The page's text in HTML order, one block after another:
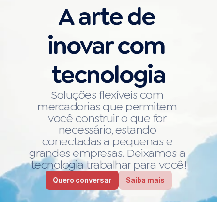
A arte de
inovar com
tecnologia
Soluções flexíveis com
mercadorias que permitem
você construir o que for
necessário, estando
conectadas a pequenas e
grandes empresas. Deixamos a
tecnologia trabalhar para você!
Quero conversar Saiba mais